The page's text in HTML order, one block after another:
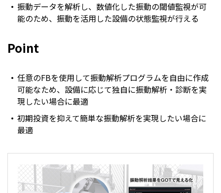
振動データを解析し、数値化した振動の閾値監視が可
能のため、振動を活用した設備の状態監視が行える
Point
任意のFBを使用して振動解析プログラムを自由に作成
可能なため、設備に応じて独自に振動解析・診断を実
現したい場合に最適
初期投資を抑えて簡単な振動解析を実現したい場合に
最適